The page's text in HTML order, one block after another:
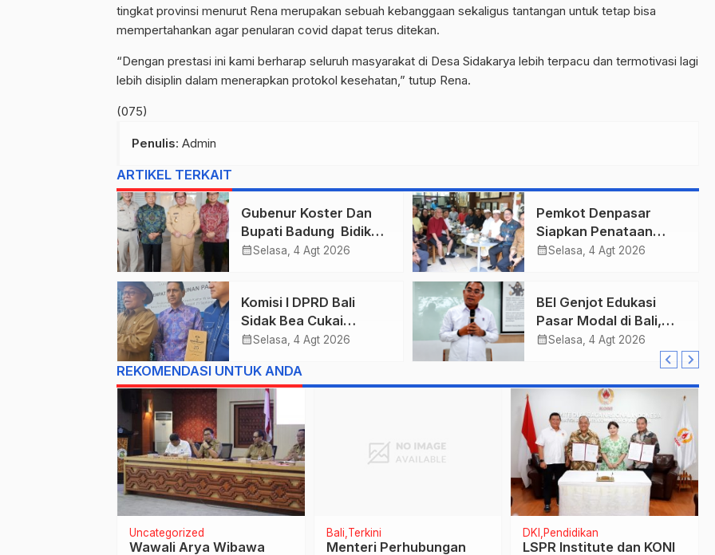
tingkat provinsi menurut Rena merupakan sebuah kebanggaan sekaligus tantangan untuk tetap bisa
mempertahankan agar penularan covid dapat terus ditekan.
“Dengan prestasi ini kami berharap seluruh masyarakat di Desa Sidakarya lebih terpacu dan termotivasi lagi
lebih disiplin dalam menerapkan protokol kesehatan,” tutup Rena.
(075)
Penulis: Admin
ARTIKEL TERKAIT
Gubenur Koster Dan
Bupati Badung Bidik
Obligasi Daerah :
calendar_monthSelasa, 4 Agt 2026
Pemkot Denpasar
Siapkan Penataan
Wajah Pusat Kota,
Prioritas
calendar_monthSelasa, 4 Agt 2026
Komisi I DPRD Bali
Sidak Bea Cukai
Ngurah Rai : Aneh Bea
List Data Barang
Sitaan
calendar_monthSelasa, 4 Agt 2026
BEI Genjot Edukasi
Pasar Modal di Bali,
Obligasi Daerah Dinilai
Pembangunan
calendar_monthSelasa, 4 Agt 2026
REKOMENDASI UNTUK ANDA
Uncategorized
Wawali Arya Wibawa
Bali Terkini
Menteri Perhubungan
DKI Pendidikan
LSPR Institute dan KONI